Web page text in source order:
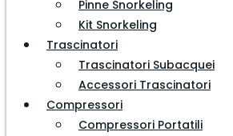
Pinne Snorkeling
Kit Snorkeling
Trascinatori
Trascinatori Subacquei
Accessori Trascinatori
Compressori
Compressori Portatili